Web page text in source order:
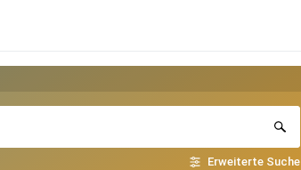
Erweiterte Suche